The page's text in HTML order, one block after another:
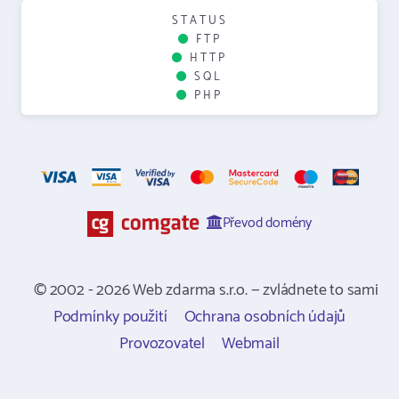
STATUS
FTP
HTTP
SQL
PHP
Převod domény
© 2002 - 2026 Web zdarma s.r.o. — zvládnete to sami
Podmínky použití
Ochrana osobních údajů
Provozovatel
Webmail